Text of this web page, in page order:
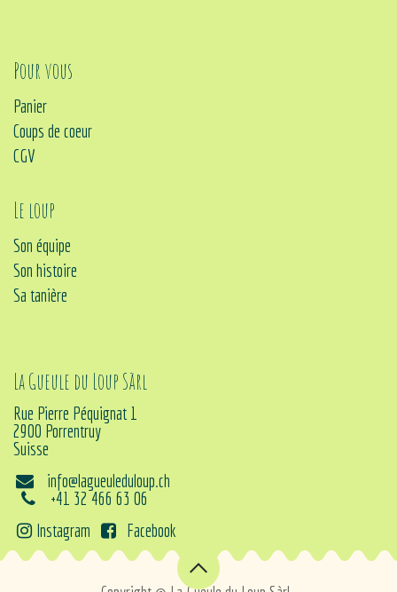
Pour vous
Panier
Coups de coeur
CGV
Le loup
Son équipe
Son histoire
Sa tanière
La Gueule du Loup Sàrl
Rue Pierre Péquignat 1
2900 Porrentruy
Suisse
info@lagueuleduloup.ch
+41 32 466 63 06
Instagram
Facebook